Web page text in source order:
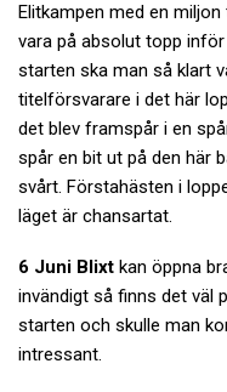
Elitkampen med en
vara på absolut topp
starten ska man så klart
titelförsvarare i det här
det blev framspår i en
spår en bit ut på den här
svårt. Förstahästen i
läget är chansartat.
6 Juni Blixt kan öppna
invändigt så finns det väl
starten och skulle man
intressant.